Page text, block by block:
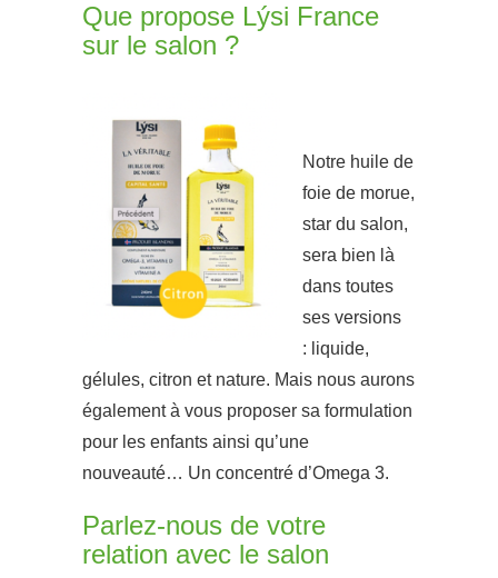
Que propose Lýsi France
sur le salon ?
Notre huile de
foie de morue,
star du salon,
sera bien là
dans toutes
ses versions
: liquide,
gélules, citron et nature. Mais nous aurons
également à vous proposer sa formulation
pour les enfants ainsi qu’une
nouveauté… Un concentré d’Omega 3.
Parlez-nous de votre
relation avec le salon